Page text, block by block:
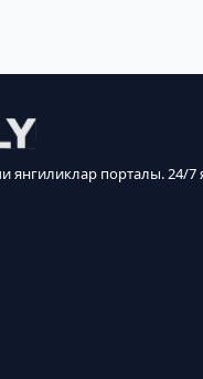
янгиликлар порталы. 24/7